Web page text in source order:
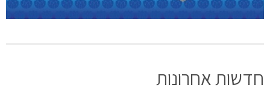
חדשות אחרונות